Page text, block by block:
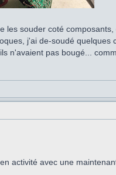
les souder coté
j'ai de-soudé quelques
n'avaient pas bougé...
activité avec une